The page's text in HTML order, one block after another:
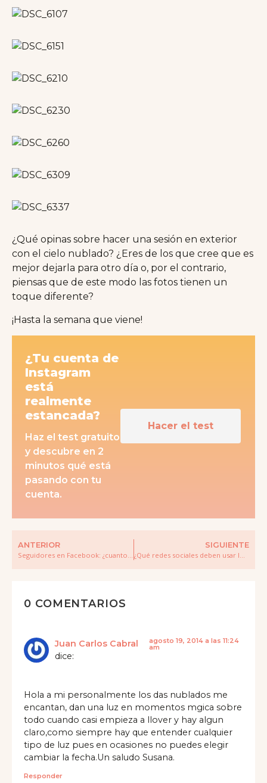
¿Qué opinas sobre hacer una sesión en exterior
con el cielo nublado? ¿Eres de los que cree que es
mejor dejarla para otro día o, por el contrario,
piensas que de este modo las fotos tienen un
toque diferente?
¡Hasta la semana que viene!
¿Tu cuenta de
Instagram
está
realmente
estancada?
Haz el test gratuito
y descubre en 2
minutos qué está
pasando con tu
cuenta.
Hacer el test
ANTERIOR
Seguidores en Facebook: ¿cuantos más mejor?
SIGUIENTE
¿Qué redes sociales deben usar los fotógrafos?
0 COMENTARIOS
Juan Carlos Cabral
dice:
agosto 19, 2014 a las 11:24
am
Hola a mi personalmente los das nublados me
encantan, dan una luz en momentos mgica sobre
todo cuando casi empieza a llover y hay algun
claro,como siempre hay que entender cualquier
tipo de luz pues en ocasiones no puedes elegir
cambiar la fecha.Un saludo Susana.
Responder